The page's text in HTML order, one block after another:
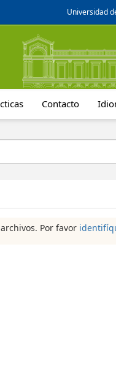
Universidad
Contacto
Por favor